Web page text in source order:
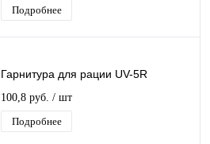
Подробнее
Гарнитура для рации UV-5R
100,8 руб. / шт
Подробнее